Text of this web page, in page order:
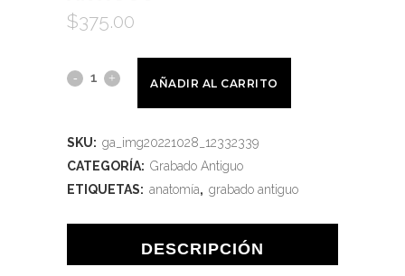
$375.00
AÑADIR AL CARRITO
SKU: ga_img20221028_12332339
CATEGORÍA: Grabado Antiguo
ETIQUETAS: anatomía, grabado antiguo
DESCRIPCIÓN